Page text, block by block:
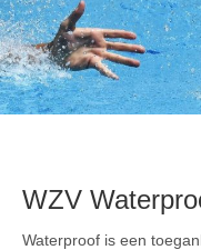
WZV
Waterproof is een